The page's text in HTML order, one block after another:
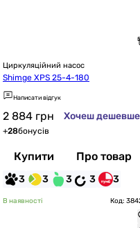
Циркуляційний насос
Shimge XPS 25-4-180
Написати відгук
2 884 грн Хочеш
+28бонусів
Купити Про товар
3 3 3 3 3
В наявності Код: